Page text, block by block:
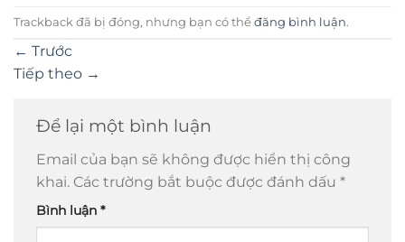
Trackback đã bị đóng, nhưng bạn có thể đăng bình luận.
← Trước
Tiếp theo →
Để lại một bình luận
Email của bạn sẽ không được hiển thị công
khai. Các trường bắt buộc được đánh dấu *
Bình luận *